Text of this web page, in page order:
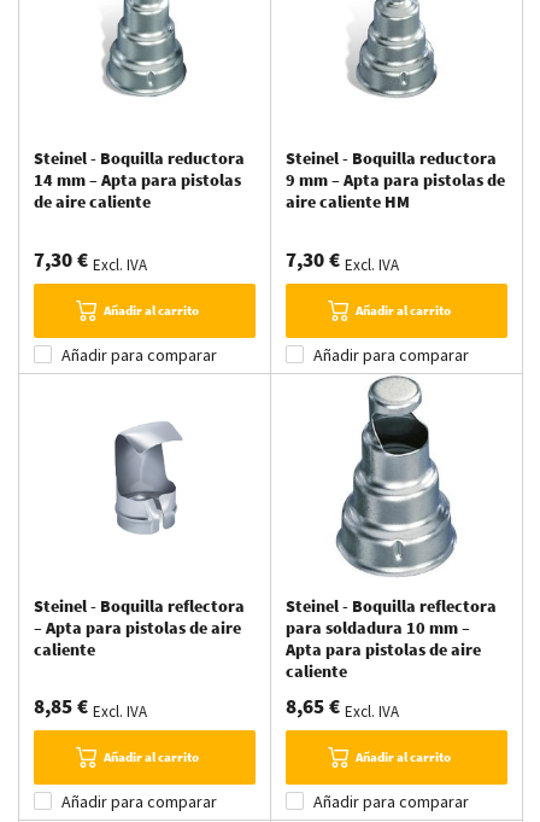
Steinel - Boquilla reductora
14 mm – Apta para pistolas
de aire caliente
7,30 € Excl. IVA
Añadir al carrito
Añadir para comparar
Steinel - Boquilla reductora
9 mm – Apta para pistolas de
aire caliente HM
7,30 € Excl. IVA
Añadir al carrito
Añadir para comparar
Steinel - Boquilla reflectora
– Apta para pistolas de aire
caliente
8,85 € Excl. IVA
Añadir al carrito
Añadir para comparar
Steinel - Boquilla reflectora
para soldadura 10 mm –
Apta para pistolas de aire
caliente
8,65 € Excl. IVA
Añadir al carrito
Añadir para comparar